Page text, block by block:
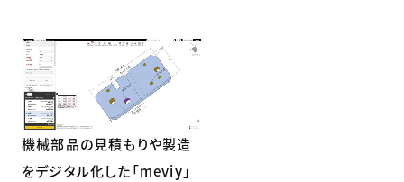
機械部品の見積もりや製造
をデジタル化した「meviy」